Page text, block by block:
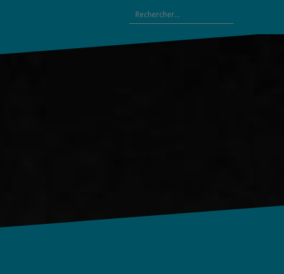
Rechercher :